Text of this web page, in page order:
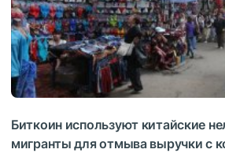
Биткоин используют китайские
мигранты для отмыва выручки с